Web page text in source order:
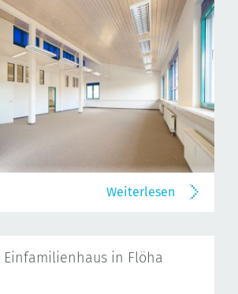
Weiterlesen
Einfamilienhaus in Flöha